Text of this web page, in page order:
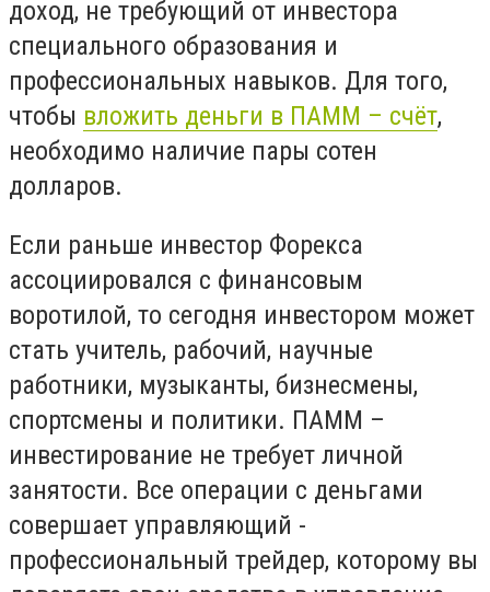
доход, не требующий от инвестора
специального образования и
профессиональных навыков. Для того,
чтобы вложить деньги в ПАММ – счёт,
необходимо наличие пары сотен
долларов.
Если раньше инвестор Форекса
ассоциировался с финансовым
воротилой, то сегодня инвестором может
стать учитель, рабочий, научные
работники, музыканты, бизнесмены,
спортсмены и политики. ПАММ –
инвестирование не требует личной
занятости. Все операции с деньгами
совершает управляющий -
профессиональный трейдер, которому вы